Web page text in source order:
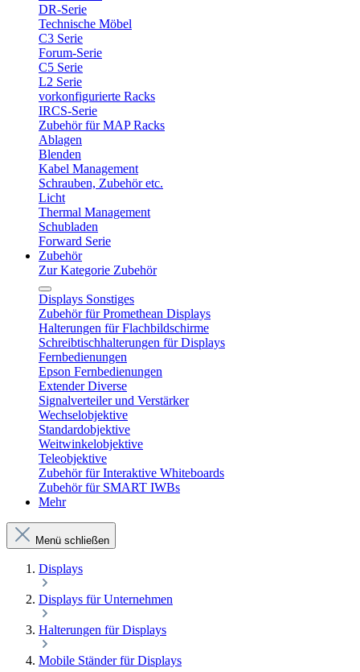
DR-Serie
Technische Möbel
C3 Serie
Forum-Serie
C5 Serie
L2 Serie
vorkonfigurierte Racks
IRCS-Serie
Zubehör für MAP Racks
Ablagen
Blenden
Kabel Management
Schrauben, Zubehör etc.
Licht
Thermal Management
Schubladen
Forward Serie
Zubehör
Zur Kategorie Zubehör
Displays Sonstiges
Zubehör für Promethean Displays
Halterungen für Flachbildschirme
Schreibtischhalterungen für Displays
Fernbedienungen
Epson Fernbedienungen
Extender Diverse
Signalverteiler und Verstärker
Wechselobjektive
Standardobjektive
Weitwinkelobjektive
Teleobjektive
Zubehör für Interaktive Whiteboards
Zubehör für SMART IWBs
Mehr
Menü schließen
Displays
Displays für Unternehmen
Halterungen für Displays
Mobile Ständer für Displays